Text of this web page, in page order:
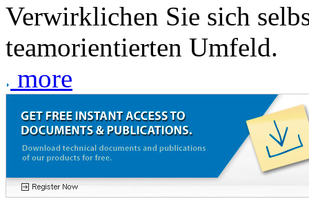
Verwirklichen Sie sich
teamorientierten Umfeld.
more